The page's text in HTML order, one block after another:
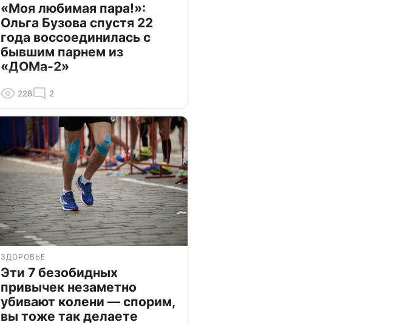
«Моя любимая пара!»:
Ольга Бузова спустя 22
года воссоединилась с
бывшим парнем из
«ДОМа-2»
228 2
ЗДОРОВЬЕ
Эти 7 безобидных
привычек незаметно
убивают колени — спорим,
вы тоже так делаете